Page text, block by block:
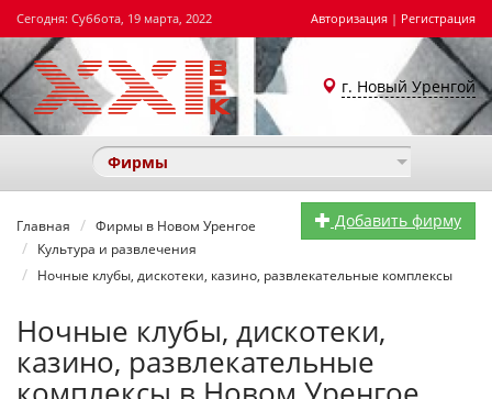
Сегодня: Суббота, 19 марта, 2022 Авторизация | Регистрация
г. Новый Уренгой
Фирмы
Добавить фирму
Главная
Фирмы в Новом Уренгое
Культура и развлечения
Ночные клубы, дискотеки, казино, развлекательные комплексы
Ночные клубы, дискотеки,
казино, развлекательные